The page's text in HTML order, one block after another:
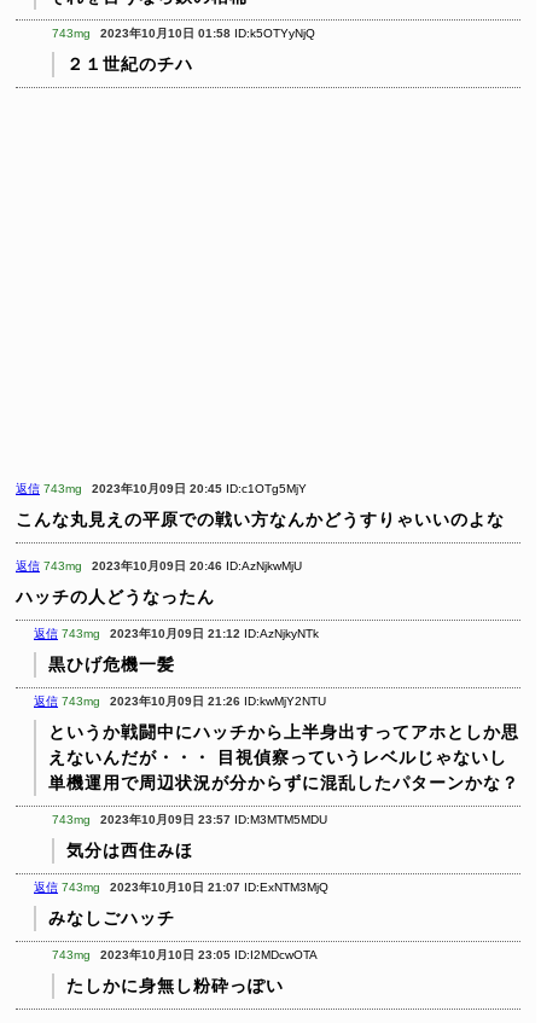
743mg 2023年10月10日 01:58 ID:k5OTYyNjQ
２１世紀のチハ
返信 743mg 2023年10月09日 20:45 ID:c1OTg5MjY
こんな丸見えの平原での戦い方なんかどうすりゃいいのよな
返信 743mg 2023年10月09日 20:46 ID:AzNjkwMjU
ハッチの人どうなったん
返信 743mg 2023年10月09日 21:12 ID:AzNjkyNTk
黒ひげ危機一髪
返信 743mg 2023年10月09日 21:26 ID:kwMjY2NTU
というか戦闘中にハッチから上半身出すってアホとしか思
えないんだが・・・
目視偵察っていうレベルじゃないし
単機運用で周辺状況が分からずに混乱したパターンかな？
743mg 2023年10月09日 23:57 ID:M3MTM5MDU
気分は西住みほ
返信 743mg 2023年10月10日 21:07 ID:ExNTM3MjQ
みなしごハッチ
743mg 2023年10月10日 23:05 ID:I2MDcwOTA
たしかに身無し粉砕っぽい